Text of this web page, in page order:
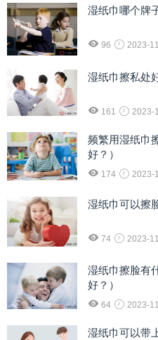
湿纸巾哪个牌
96 2023-
湿纸巾擦私处
161 2023-
频繁用湿纸巾
好？）
174 2023-
湿纸巾可以擦
74 2023-
湿纸巾擦脸有
好？）
64 2023-
湿纸巾可以带